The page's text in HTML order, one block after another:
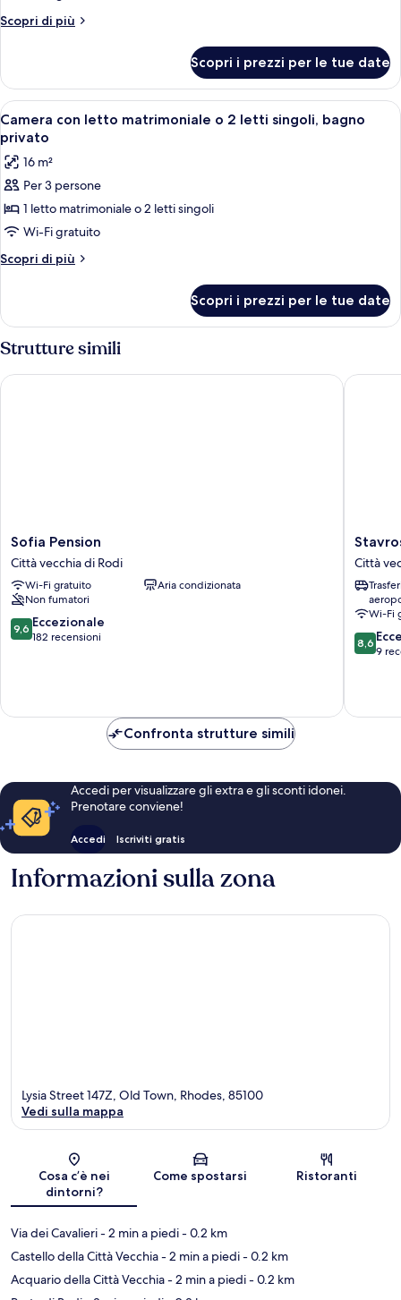
tripla,
bagno
Scopri di più
Altri
tripla,
bagno
condiviso
Scopri i prezzi per le tue date
Apri
tutte
le
foto
per
Camera
con
letto
2
singoli,
bagno
Una stanza con un letto, una sedia,
10
Camera con letto matrimoniale o 2 letti singoli, bagno
privato
16 m²
Per 3 persone
1 letto matrimoniale o 2 letti singoli
Wi-Fi gratuito
Scopri di più
Altri
con
letto
matrimoniale
2
Scopri i prezzi per le tue date
Strutture simili
Sofia
Pension
Città
vecchia
di
Rodi
Sofia Pension
Città vecchia di Rodi
Wi-Fi gratuito
Aria condizionata
Non fumatori
9.6
su
9,6 Eccezionale
182 recensioni
Sofia Pension
Stavros
Pension
Città
vecchia
Rodi
Città
Wi-Fi
8.6
su
8,6
9
Stavros
Confronta strutture simili
Accedi per visualizzare gli extra e gli sconti idonei.
Prenotare conviene!
Accedi Iscriviti gratis
Informazioni sulla zona
Mappa
Lysia Street 147Z, Old Town, Rhodes, 85100
Vedi sulla mappa
Cosa c’è nei
dintorni?
Come spostarsi Ristoranti
Via dei Cavalieri- 2 min a piedi- 0.2 km
Castello della Città Vecchia- 2 min a piedi- 0.2 km
Acquario della Città Vecchia- 2 min a piedi- 0.2 km